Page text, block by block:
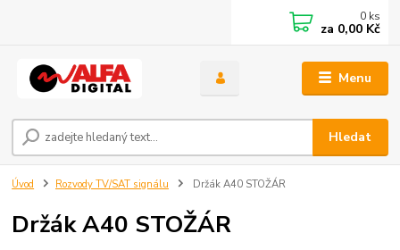
Menu
Hledat
0 ks
za 0,00 Kč
Úvod Rozvody TV/SAT signálu Držák A40 STOŽÁR
Držák A40 STOŽÁR